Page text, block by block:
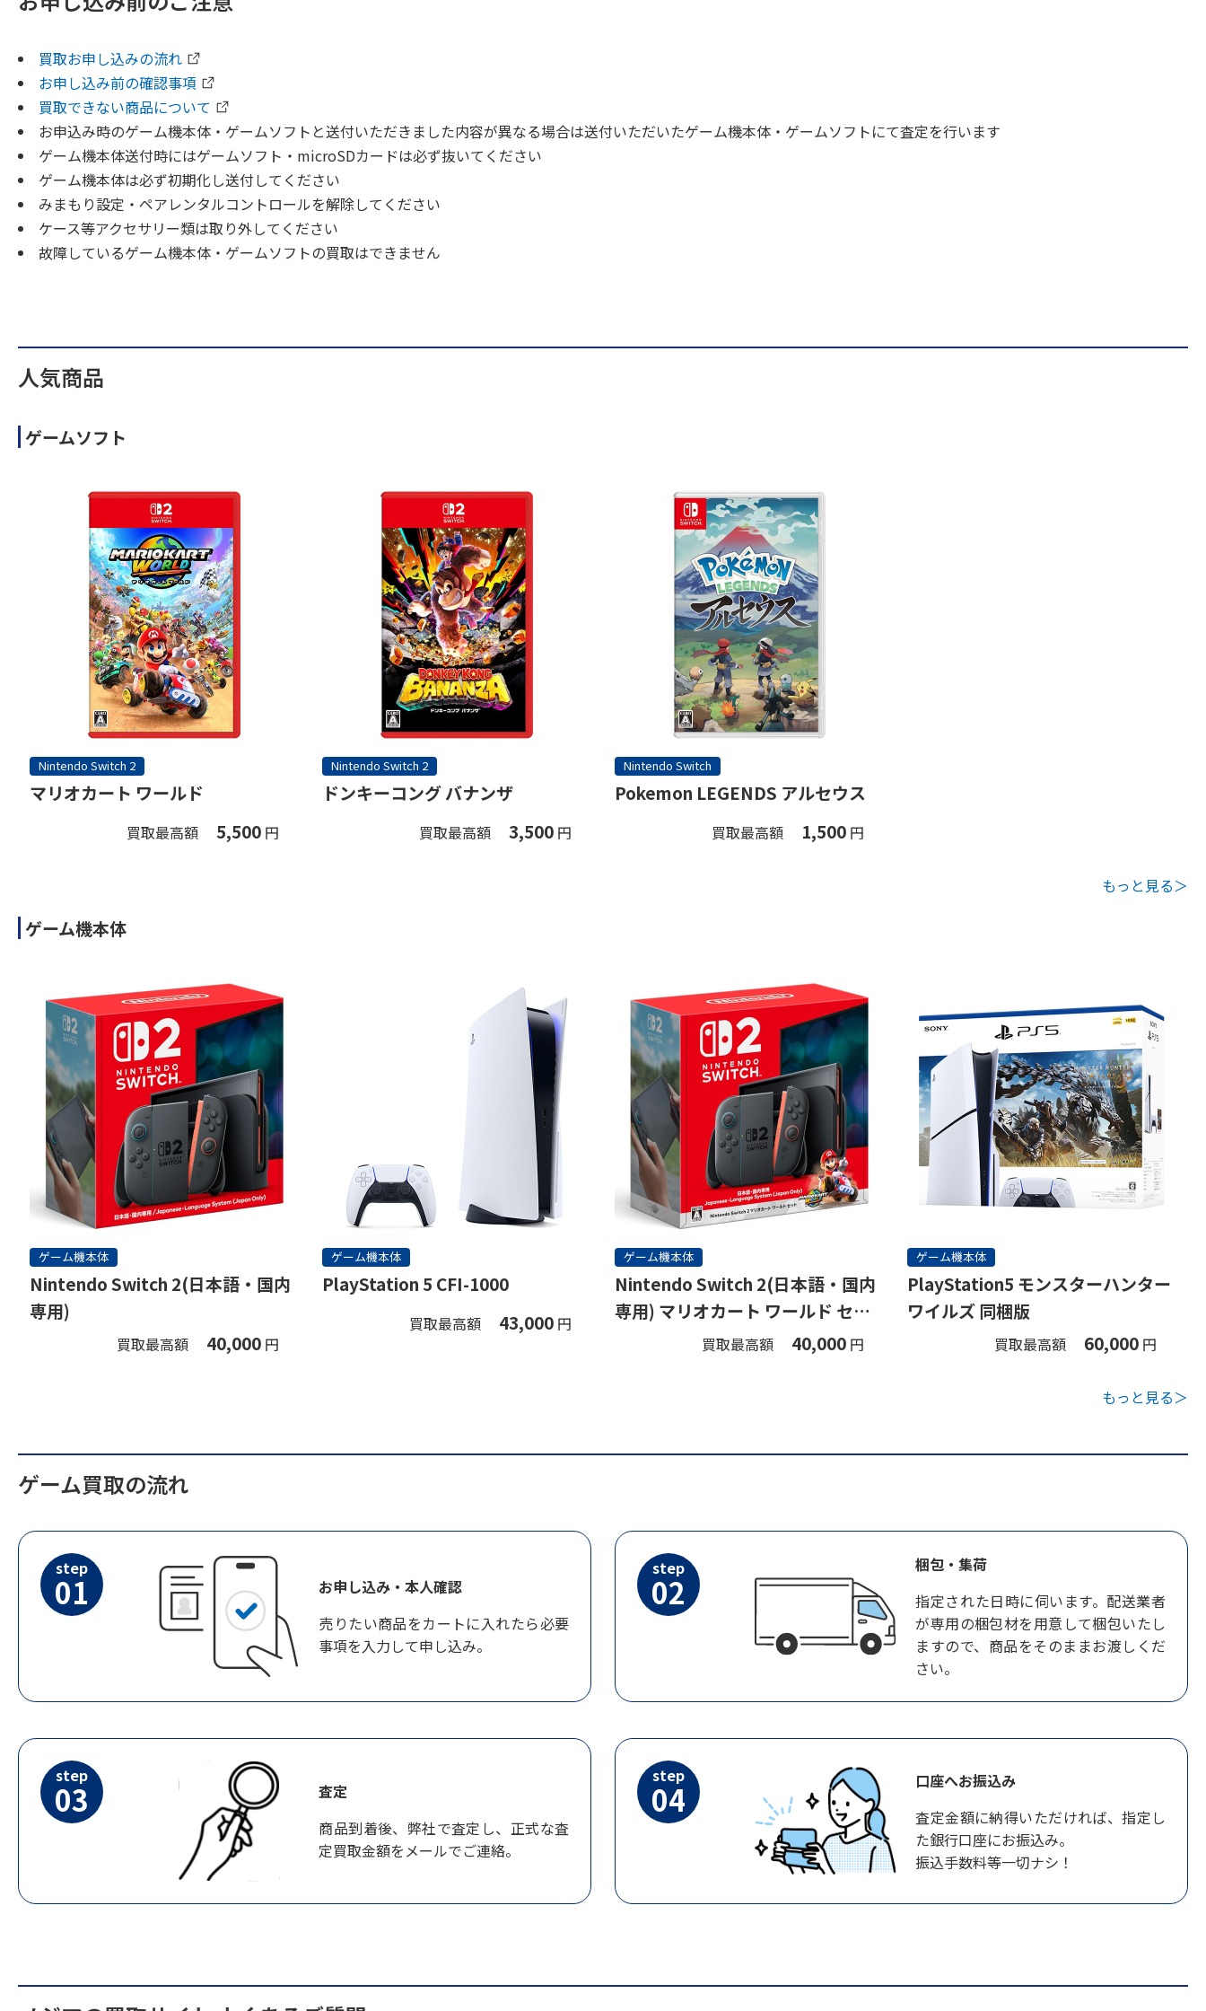
買取お申し込みの流れ
お申し込み前の確認事項
買取できない商品について
お申込み時のゲーム機本体・ゲームソフトと送付いただきました内容が異なる場合は送付いただいたゲーム機本体・ゲームソフトにて査定を行います
ゲーム機本体送付時にはゲームソフト・microSDカードは必ず抜いてください
ゲーム機本体は必ず初期化し送付してください
みまもり設定・ペアレンタルコントロールを解除してください
ケース等アクセサリー類は取り外してください
故障しているゲーム機本体・ゲームソフトの買取はできません
人気商品
ゲームソフト
Nintendo Switch 2
マリオカート ワールド
買取最高額 5,500 円
Nintendo Switch 2
ドンキーコング バナンザ
買取最高額 3,500 円
Nintendo Switch
Pokemon LEGENDS アルセウス
買取最高額 1,500 円
もっと見る＞
ゲーム機本体
ゲーム機本体
Nintendo Switch 2(日本語・国内
専用)
買取最高額 40,000 円
ゲーム機本体
PlayStation 5 CFI-1000
買取最高額 43,000 円
ゲーム機本体
Nintendo Switch 2(日本語・国内
専用) マリオカート ワールド セッ
買取最高額 40,000 円
ゲーム機本体
PlayStation5 モンスターハンター
ワイルズ 同梱版
買取最高額 60,000 円
もっと見る＞
ゲーム買取の流れ
step
01
お申し込み・本人確認
売りたい商品をカートに入れたら必要
事項を入力して申し込み。
step
02
梱包・集荷
指定された日時に伺います。配送業者
が専用の梱包材を用意して梱包いたし
ますので、商品をそのままお渡しくだ
さい。
step
03
査定
商品到着後、弊社で査定し、正式な査
定買取金額をメールでご連絡。
step
04
口座へお振込み
査定金額に納得いただければ、指定し
た銀行口座にお振込み。
振込手数料等一切ナシ！